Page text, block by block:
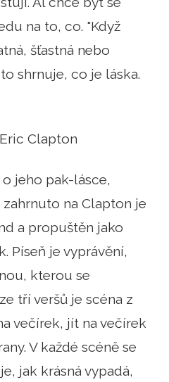
na to, co. "Když
šťastná nebo
shrnuje, co je láska.
Clapton
jeho pak-lásce,
na Clapton je
a propuštěn jako
Píseň je vyprávění,
kterou se
tří veršů je scéna z
večírek, jít na večírek
V každé scéně se
jak krásná vypadá,